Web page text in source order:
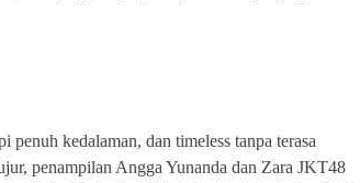
kedalaman, dan timeless tanpa terasa
penampilan Angga Yunanda dan Zara JKT48